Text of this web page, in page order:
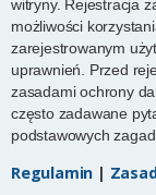
witryny. Rejestracja
możliwości
zarejestrowanym
uprawnień. Przed
zasadami ochrony
często zadawane
podstawowych
Regulamin |